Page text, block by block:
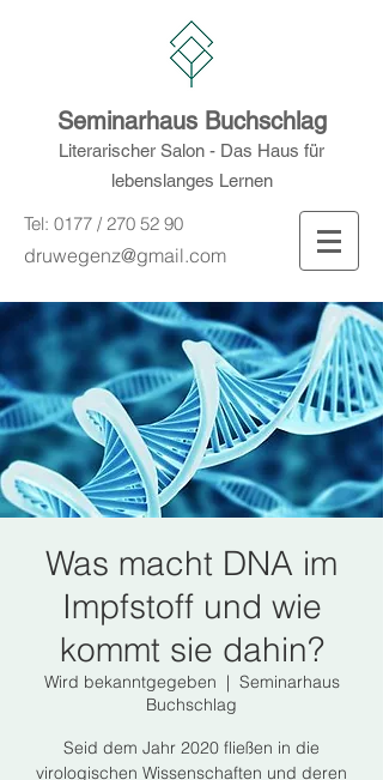
Seminarhaus Buchschlag
Literarischer Salon - Das Haus für
lebenslanges Lernen
Tel: 0177 / 270 52 90
druwegenz@gmail.com
Was macht DNA im
Impfstoff und wie
kommt sie dahin?
Wird bekanntgegeben
  |
Seminarhaus
Buchschlag
Seid dem Jahr 2020 fließen in die
virologischen Wissenschaften und deren